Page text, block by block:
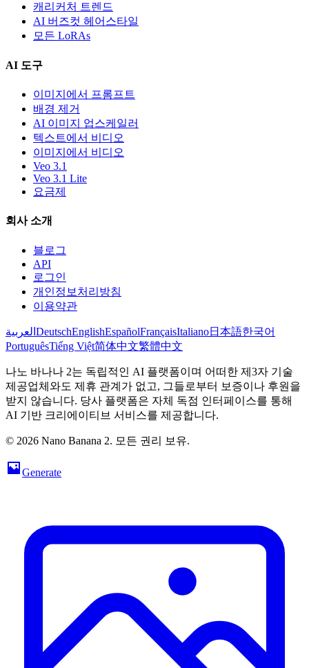
캐리커처 트렌드
AI 버즈컷 헤어스타일
모든 LoRAs
AI 도구
이미지에서 프롬프트
배경 제거
AI 이미지 업스케일러
텍스트에서 비디오
이미지에서 비디오
Veo 3.1
Veo 3.1 Lite
요금제
회사 소개
블로그
API
로그인
개인정보처리방침
이용약관
العربية DeutschEnglishEspañolFrançaisItaliano日本語한국어
PortuguêsTiếng Việt简体中文繁體中文
나노 바나나 2는 독립적인 AI 플랫폼이며 어떠한 제3자 기술
제공업체와도 제휴 관계가 없고, 그들로부터 보증이나 후원을
받지 않습니다. 당사 플랫폼은 자체 독점 인터페이스를 통해
AI 기반 크리에이티브 서비스를 제공합니다.
© 2026 Nano Banana 2. 모든 권리 보유.
Generate